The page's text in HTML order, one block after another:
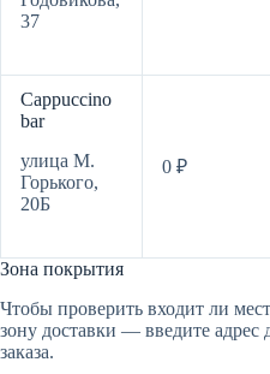
37
Cappuccino
bar
улица М.
Горького,
20Б
0 ₽
Зона покрытия
Чтобы проверить входит ли
зону доставки — введите адрес
заказа.